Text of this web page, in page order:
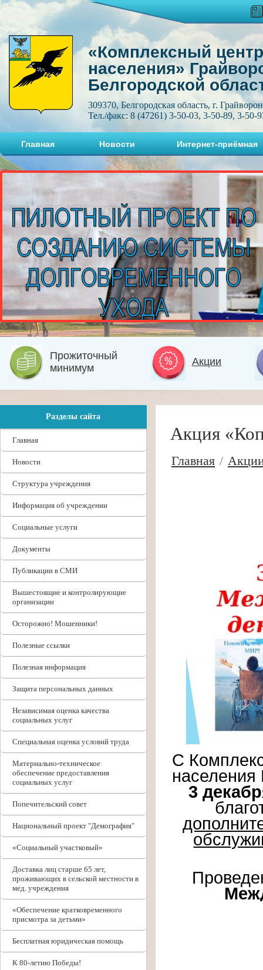
«Комплексный
населения»
Белгородской
309370, Белгородская область, г.
Тел./факс: 8 (47261) 3-50-03, 3-50-89, 3-50-
Главная Новости Интернет-приёмная
Прожиточный
минимум
Акции
Разделы сайта
Главная
Новости
Структура учреждения
Информация об учреждении
Социальные услуги
Документы
Публикации в СМИ
Вышестоящие и контролирующие
организации
Осторожно! Мошенники!
Полезные ссылки
Полезная информация
Защита персональных данных
Независимая оценка качества
социальных услуг
Специальная оценка условий труда
Материально-техническое
обеспечение предоставления
социальных услуг
Попечительский совет
Национальный проект "Демография"
«Социальный участковый»
Доставка лиц старше 65 лет,
проживающих в сельской местности в
мед. учреждения
«Обеспечение кратковременного
присмотра за детьми»
Бесплатная юридическая помощь
К 80-летию Победы!
Акция
Главная /
С
населения
3